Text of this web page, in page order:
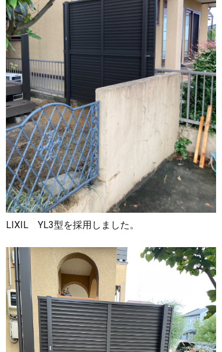
LIXIL YL3型を採用しました。